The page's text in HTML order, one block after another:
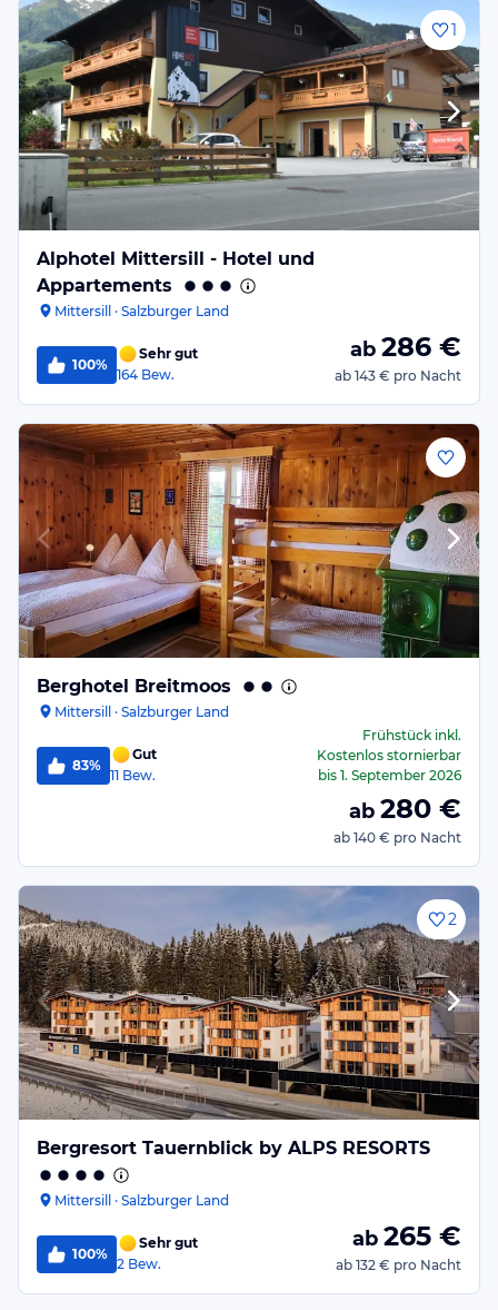
1
Alphotel Mittersill - Hotel und
Appartements
Mittersill · Salzburger Land
100%
Sehr gut
164 Bew.
ab 286 €
ab 143 € pro Nacht
Berghotel Breitmoos
Mittersill · Salzburger Land
83%
Gut
11 Bew.
Frühstückinkl.
Kostenlos stornierbar
bis 1. September 2026
ab 280 €
ab 140 € pro Nacht
2
Bergresort Tauernblick by ALPS RESORTS
Mittersill · Salzburger Land
100%
Sehr gut
2 Bew.
ab 265 €
ab 132 € pro Nacht